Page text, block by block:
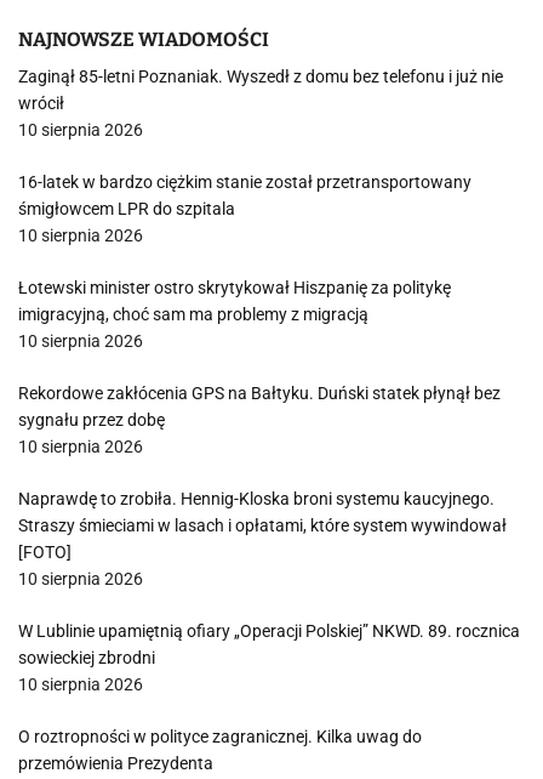
NAJNOWSZE WIADOMOŚCI
Zaginął 85-letni Poznaniak. Wyszedł z domu bez telefonu i już nie
wrócił
10 sierpnia 2026
16-latek w bardzo ciężkim stanie został przetransportowany
śmigłowcem LPR do szpitala
10 sierpnia 2026
Łotewski minister ostro skrytykował Hiszpanię za politykę
imigracyjną, choć sam ma problemy z migracją
10 sierpnia 2026
Rekordowe zakłócenia GPS na Bałtyku. Duński statek płynął bez
sygnału przez dobę
10 sierpnia 2026
Naprawdę to zrobiła. Hennig-Kloska broni systemu kaucyjnego.
Straszy śmieciami w lasach i opłatami, które system wywindował
[FOTO]
10 sierpnia 2026
W Lublinie upamiętnią ofiary „Operacji Polskiej” NKWD. 89. rocznica
sowieckiej zbrodni
10 sierpnia 2026
O roztropności w polityce zagranicznej. Kilka uwag do
przemówienia Prezydenta